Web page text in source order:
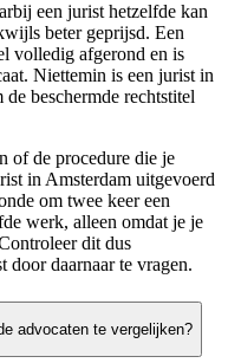
een jurist hetzelfde kan
beter geprijsd. Een
volledig afgerond en is
Niettemin is een jurist in
beschermde rechtstitel
of de procedure die je
in Amsterdam uitgevoerd
om twee keer een
werk, alleen omdat je je
dit dus
door daarnaar te vragen.
advocaten te vergelijken?